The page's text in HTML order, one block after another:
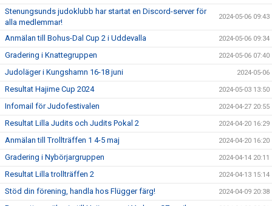
Stenungsunds judoklubb har startat en Discord-server för
alla medlemmar!
2024-05-06 09:43
Anmälan till Bohus-Dal Cup 2 i Uddevalla 2024-05-06 09:34
Gradering i Knattegruppen 2024-05-06 07:40
Judoläger i Kungshamn 16-18 juni 2024-05-06
Resultat Hajime Cup 2024 2024-05-03 13:50
Infomail för Judofestivalen 2024-04-27 20:55
Resultat Lilla Judits och Judits Pokal 2 2024-04-20 16:29
Anmälan till Trollträffen 1 4-5 maj 2024-04-20 16:20
Gradering i Nybörjargruppen 2024-04-14 20:11
Resultat Lilla trollträffen 2 2024-04-13 15:14
Stöd din förening, handla hos Flügger färg! 2024-04-09 20:38